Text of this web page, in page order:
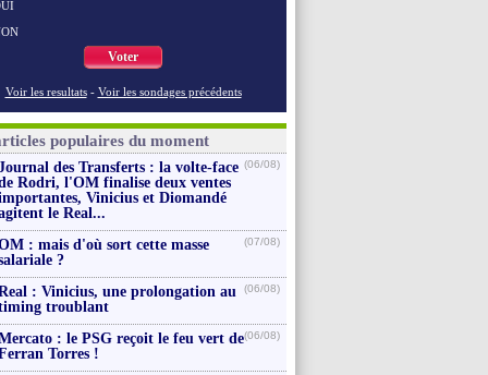
Palace
Voter
Voir les resultats - Voir les sondages précédents
populaires du moment
des Transferts : la volte-face
Rodri, l'OM finalise deux ventes
Vinicius et Diomandé
le Real...
(06/08)
: mais d'où sort cette masse
?
(07/08)
: Vinicius, une prolongation au
troublant
(06/08)
: le PSG reçoit le feu vert de
Torres !
(06/08)